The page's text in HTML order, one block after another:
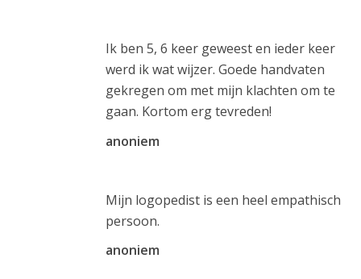
Ik ben 5, 6 keer geweest en ieder keer
werd ik wat wijzer. Goede handvaten
gekregen om met mijn klachten om te
gaan. Kortom erg tevreden!
anoniem
Mijn logopedist is een heel empathisch
persoon.
anoniem